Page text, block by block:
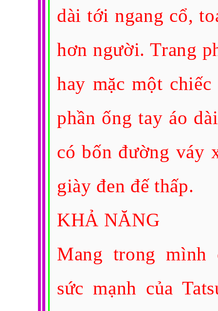
dài tới ngang cổ,
hơn người. Trang
hay mặc một
phần ống tay áo
có bốn đường váy
giày đen đế thấp.
KHẢ NĂNG
Mang trong mình
sức mạnh của